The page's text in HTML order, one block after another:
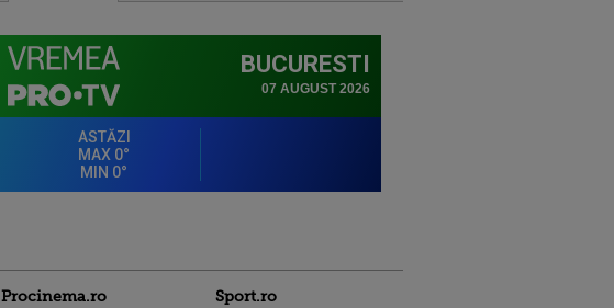
Procinema.ro Sport.ro